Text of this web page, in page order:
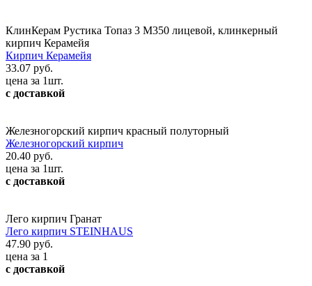
КлинКерам Рустика Топаз 3 М350 лицевой, клинкерный
кирпич Керамейя
Кирпич Керамейя
33.07 руб.
цена за 1шт.
с доставкой
Железногорский кирпич красный полуторный
Железногорский кирпич
20.40 руб.
цена за 1шт.
с доставкой
Лего кирпич Гранат
Лего кирпич STEINHAUS
47.90 руб.
цена за 1
с доставкой